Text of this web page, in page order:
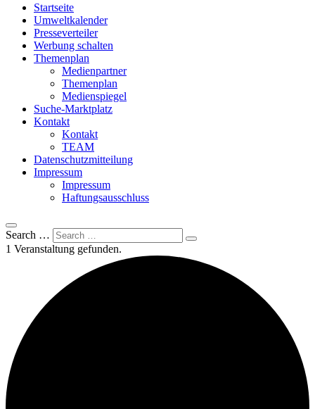
Startseite
Umweltkalender
Presseverteiler
Werbung schalten
Themenplan
Medienpartner
Themenplan
Medienspiegel
Suche-Marktplatz
Kontakt
Kontakt
TEAM
Datenschutzmitteilung
Impressum
Impressum
Haftungsausschluss
Search …
1 Veranstaltung gefunden.